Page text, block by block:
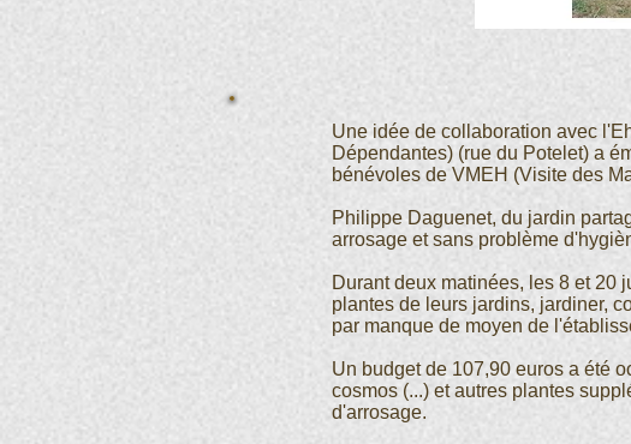
Une idée de collaboration avec
Dépendantes) (rue du Potelet) a
bénévoles de VMEH (Visite des
Philippe Daguenet, du jardin
arrosage et sans problème
Durant deux matinées, les 8 et 20
plantes de leurs jardins, jardiner,
par manque de moyen de
Un budget de 107,90 euros a été
cosmos (...) et autres plantes
d'arrosage.